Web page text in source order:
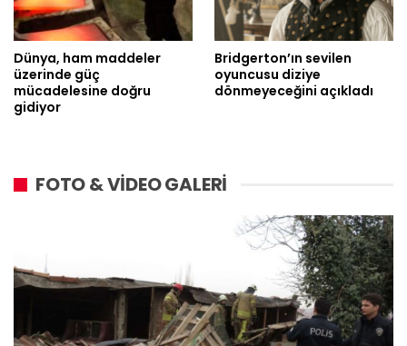
Dünya, ham maddeler
üzerinde güç
mücadelesine doğru
gidiyor
Bridgerton’ın sevilen
oyuncusu diziye
dönmeyeceğini açıkladı
FOTO & VİDEO GALERİ